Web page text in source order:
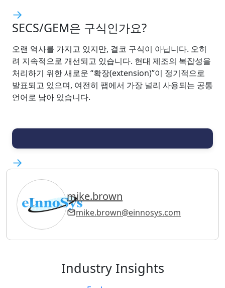
SECS/GEM은 구식인가요?
오랜 역사를 가지고 있지만, 결코 구식이 아닙니다. 오히
려 지속적으로 개선되고 있습니다. 현대 제조의 복잡성을
처리하기 위한 새로운 “확장(extension)”이 정기적으로
발표되고 있으며, 여전히 팹에서 가장 널리 사용되는 공통
언어로 남아 있습니다.
mike.brown
mike.brown@einnosys.com
Industry Insights